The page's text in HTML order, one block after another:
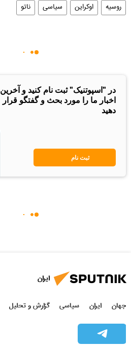
روسیه اوکراین سیاسی ناتو
در "اسپوتنیک" ثبت نام کنید و آخرین
اخبار ما را مورد بحث و گفتگو قرار
دهید
ثبت نام
ایران
جهان ایران سیاسی گزارش و تحلیل